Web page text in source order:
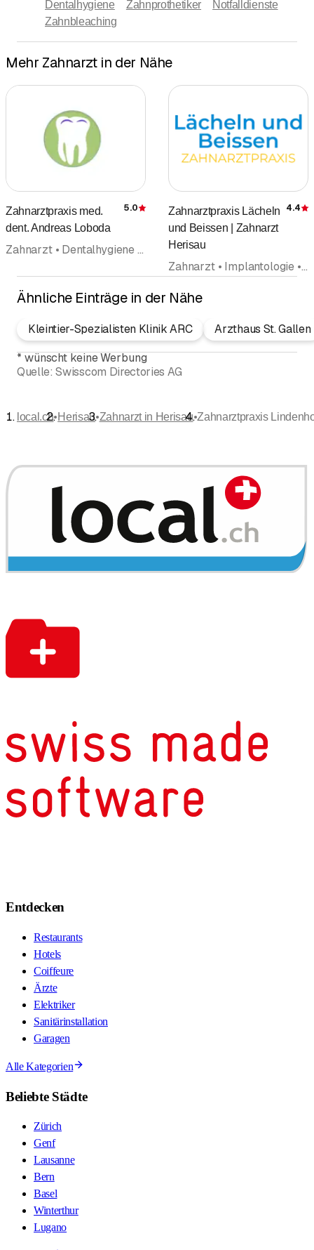
Dentalhygiene Zahnprothetiker
Notfalldienste
Zahnbleaching
Mehr Zahnarzt in der Nähe
Zahnarztpraxis med.
dent. Andreas Loboda
Bewertung
5.0
Zahnarzt • Dentalhygiene • Oralchirurgie • Kieferorthopädie • Implantologie • Zahnärztlicher Notfalldienst • Rekonstruktive Zahnmedizin
Zahnarztpraxis Lächeln
und Beissen | Zahnarzt
Herisau
4.4
Zahnarzt • Implantologie • Parodontologie • Dentalhygiene • Oralchirurgie • Zahnbleaching • Rekonstruktive Zahnmedizin
Ähnliche Einträge in der Nähe
Kleintier-Spezialisten Klinik ARC
Arzthaus St. Gallen
* wünscht keine Werbung
Quelle: Swisscom Directories AG
local.ch•Herisau•Zahnarzt in Herisau•Zahnarztpraxis
Entdecken
Restaurants
Hotels
Coiffeure
Ärzte
Elektriker
Sanitärinstallation
Garagen
Alle Kategorien
Beliebte Städte
Zürich
Genf
Lausanne
Bern
Basel
Winterthur
Lugano